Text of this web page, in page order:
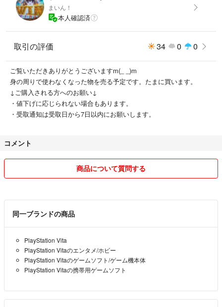
まいん！
本人確認済
取引の評価 34 0 0
ご覧いただきありがとうございますm(_ _)m
身の周りで使わなくなった物を売る予定です。たまに買います。
↓ご購入される方へのお願い↓
・値下げに応じられない場合もあります。
・受取通知は受取日から7日以内にお願いします。
コメント
商品について質問する
同一ブランドの商品
PlayStation Vita
PlayStation Vitaのエンタメ/ホビー
PlayStation Vitaのゲームソフト/ゲーム機本体
PlayStation Vitaの携帯用ゲームソフト